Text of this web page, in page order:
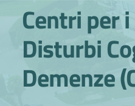
Centri per i
Disturbi
Demenze